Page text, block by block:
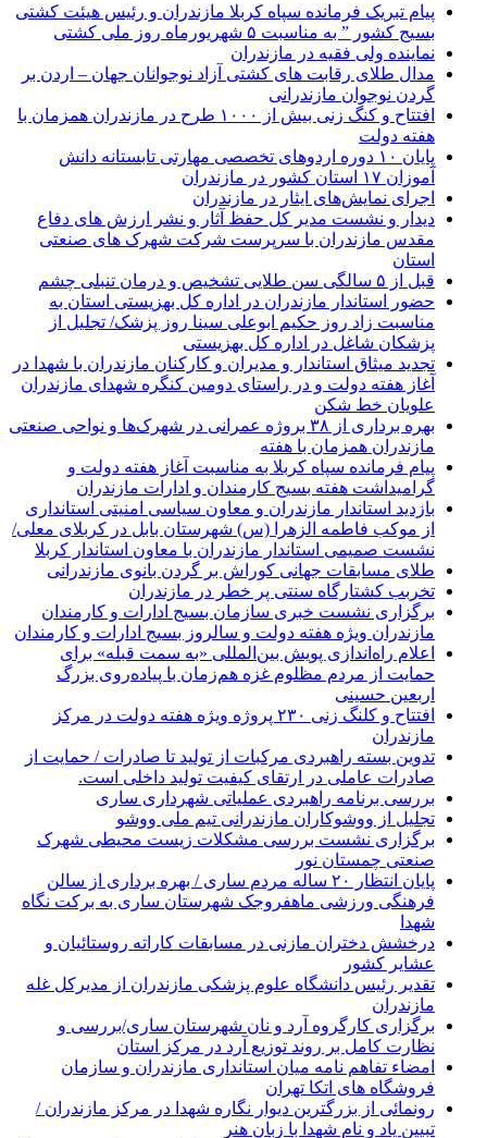
پیام تبریک فرمانده سپاه کربلا مازندران و رئیس هیئت کشتی
بسیج کشور ” به مناسبت ۵ شهریورماه روز ملی کشتی
نماينده ولی فقیه در مازندران
مدال طلای رقابت های کشتی آزاد نوجوانان جهان – اردن بر
گردن نوجوان مازندرانی
افتتاح و کنگ زنی بیش از ۱۰۰۰ طرح در مازندران همزمان با
هفته دولت
پایان ۱۰ دوره اردوهای تخصصی مهارتی تابستانه دانش
آموزان ۱۷ استان کشور در مازندران
اجرای نمایش‌های ایثار در مازندران
دیدار و نشست مدیر کل حفظ آثار و نشر ارزش های دفاع
مقدس مازندران با سرپرست شرکت شهرک های صنعتی
استان
قبل از ۵ سالگی سن طلایی تشخیص و درمان تنبلی چشم
حضور استاندار مازندران در اداره کل بهزیستی استان به
مناسبت زاد روز حکیم ابوعلی سینا روز پزشک/ تجلیل از
پزشکان شاغل در اداره کل بهزیستی
تجدید میثاق استاندار و مدیران و کارکنان مازندران با شهدا در
آغاز هفته دولت و در راستای دومین کنگره شهدای مازندران
علویان خط شکن
بهره برداری از ۳۸ بروژه عمرانی در شهرک‌ها و نواحی صنعتی
مازندران همزمان با هفته
پیام فرمانده سپاه کربلا به مناسبت آغاز هفته دولت و
گرامیداشت هفته بسیج کارمندان و ادارات مازندران
بازدید استاندار مازندران و معاون سیاسی امنیتی استانداری
از موکب فاطمه الزهرا (س) شهرستان بابل در کربلای معلی/
نشست صمیمی استاندار مازندران با معاون استاندار کربلا
طلای مسابقات جهانی کوراش بر گردن بانوی مازندرانی
تخربب کشتارگاه سنتی پر خطر در مازندران
برگزاری نشست خبری سازمان بسیج ادارات و کارمندان
مازندران ویژه هفته دولت و سالروز بسیج ادارات و کارمندان
اعلام راه‌اندازی پویش بین‌المللی «به سمت قبله» برای
حمایت از مردم مظلوم غزه هم‌زمان با پیاده‌روی بزرگ
اربعین حسینی
افتتاح و کلنگ زنی ۲۳۰ پروژه ویژه هفته دولت در مرکز
مازندران
تدوین بسته راهبردی مرکبات از تولید تا صادرات / حمایت از
صادرات عاملی در ارتقای کیفیت تولید داخلی است.
بررسی برنامه راهبردی عملیاتی شهرداری ساری
تجلیل از ووشوکاران مازندرانی تیم ملی ووشو
برگزاری نشست بررسی مشکلات زیست محیطی شهرک
صنعتی چمستان نور
پایان انتظار ۲۰ ساله مردم ساری / بهره برداری از سالن
فرهنگی ورزشی ماهفروجک شهرستان ساری به برکت نگاه
شهدا
درخشش دختران مازنی در مسابقات کاراته روستائیان و
عشایر کشور
تقدیر رئیس دانشگاه علوم پزشکی مازندران از مدیرکل غله
مازندران
برگزاری کارگروه آرد و نان شهرستان ساری/بررسی و
نظارت کامل بر روند توزیع آرد در مرکز استان
امضاء تفاهم نامه میان استانداری مازندران و سازمان
فروشگاه های اتکا تهران
رونمائی از بزرگترین دیوار نگاره شهدا در مرکز مازندران /
تبیین یاد و نام شهدا با زبان هنر